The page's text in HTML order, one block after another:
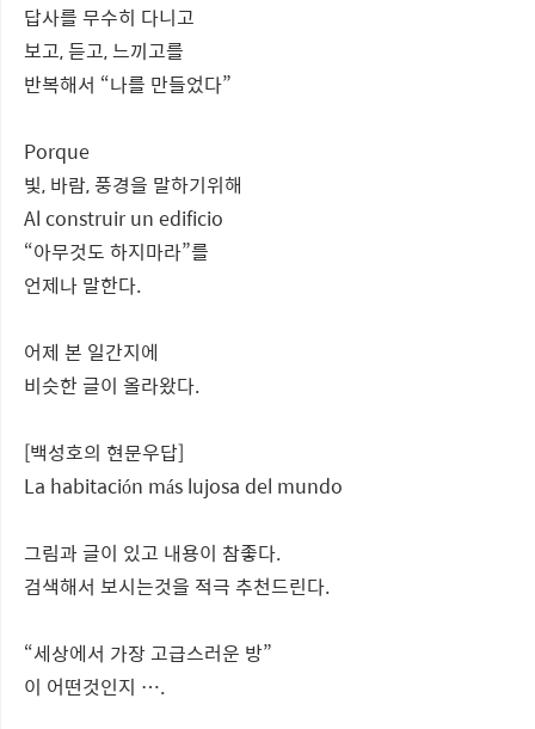
답사를 무수히 다니고
보고, 듣고, 느끼고를
반복해서 “나를 만들었다”
Porque
빛, 바람, 풍경을 말하기위해
Al construir un edificio
“아무것도 하지마라”를
언제나 말한다.
어제 본 일간지에
비슷한 글이 올라왔다.
[백성호의 현문우답]
La habitación más lujosa del mundo
그림과 글이 있고 내용이 참좋다.
검색해서 보시는것을 적극 추천드린다.
“세상에서 가장 고급스러운 방”
이 어떤것인지 ….